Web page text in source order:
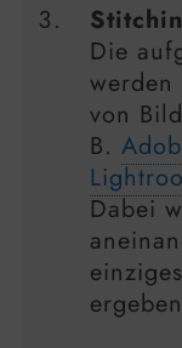
Die
von
B.
Dabei